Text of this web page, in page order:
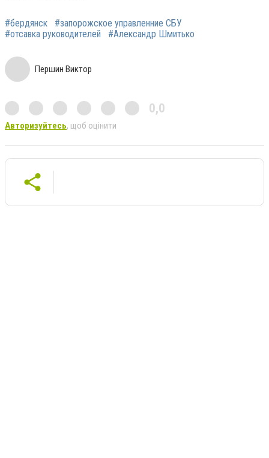
#бердянск
#запорожское управленние СБУ
#отсавка руководителей
#Александр Шмитько
Першин Виктор
0,0
Авторизуйтесь, щоб оцінити